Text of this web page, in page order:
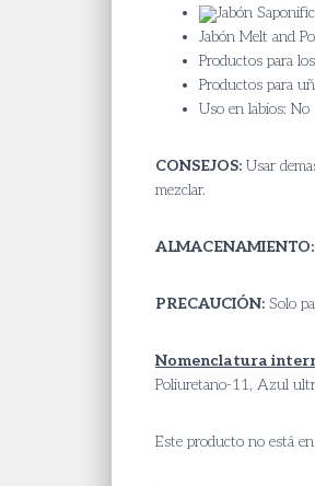
Jabón
Jabón Melt and
Productos para
Productos para
Uso en labios: No
CONSEJOS: Usar
mezclar.
ALMACENAMIENTO:
PRECAUCIÓN: Solo
Nomenclatura
Poliuretano-11, Azul
Este producto no está